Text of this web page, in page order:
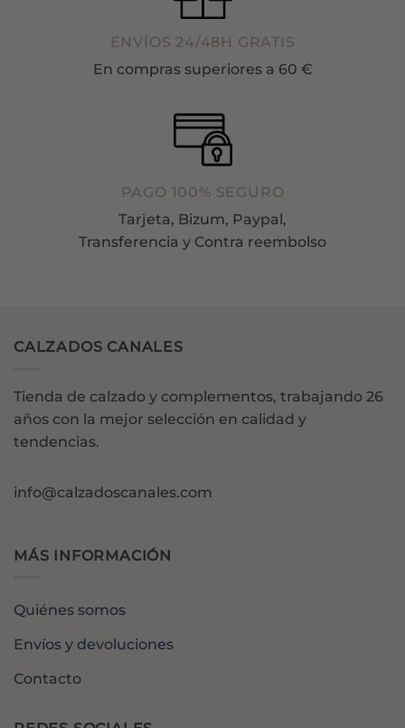
ENVÍOS 24/48H GRATIS
En compras superiores a 60 €
PAGO 100% SEGURO
Tarjeta, Bizum, Paypal,
Transferencia y Contra reembolso
CALZADOS CANALES
Tienda de calzado y complementos, trabajando 26
años con la mejor selección en calidad y
tendencias.
info@calzadoscanales.com
MÁS INFORMACIÓN
Quiénes somos
Envíos y devoluciones
Contacto